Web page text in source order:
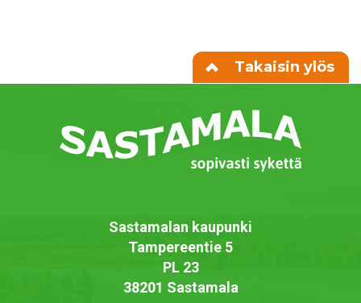
Takaisin ylös
Sastamalan kaupunki
Tampereentie 5
PL 23
38201 Sastamala